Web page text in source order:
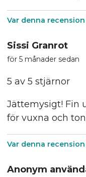
Var denna
Sissi Granrot
för 5 månader sedan
5 av 5 stjärnor
Jättemysigt! Fin
för vuxna och
Var denna
Anonym